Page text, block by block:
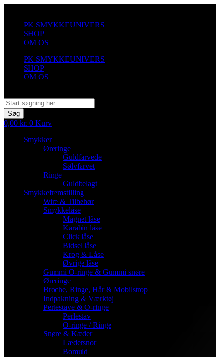
indholdPK SMYKKEUNIVERS
SHOP
OM OS
PK SMYKKEUNIVERS
SHOP
OM OS
Søg
0,00 kr. 0 Kurv
Smykker
Øreringe
Guldfarvede
Sølvfarvet
Ringe
Guldbelagt
Smykkefremstilling
Wire & Tilbehør
Smykkelåse
Magnet låse
Karabin låse
Click låse
Bidsel låse
Krog & Låse
Øvrige låse
Gummi O-ringe & Gummi snøre
Øreringe
Broche, Ringe, Hår & Mobilstrop
Indpakning & Værktøj
Perlestave & O-ringe
Perlestav
O-ringe / Ringe
Snøre & Kæder
Lædersnor
Bomuld